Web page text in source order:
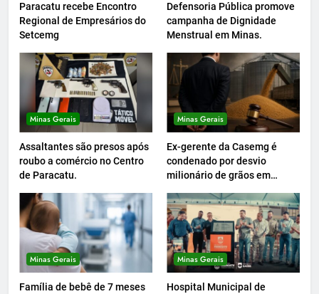
Paracatu recebe Encontro
Regional de Empresários do
Setcemg
Defensoria Pública promove
campanha de Dignidade
Menstrual em Minas.
Minas Gerais
Assaltantes são presos após
roubo a comércio no Centro
de Paracatu.
Minas Gerais
Ex-gerente da Casemg é
condenado por desvio
milionário de grãos em
Minas Gerais
Família de bebê de 7 meses
Minas Gerais
Hospital Municipal de